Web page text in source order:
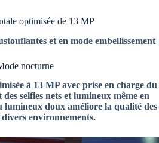
optimisée de 13 MP
et en mode embellissement
nocturne
à 13 MP avec prise en charge du
selfies nets et lumineux même en
lumineux doux améliore la qualité des
divers environnements.